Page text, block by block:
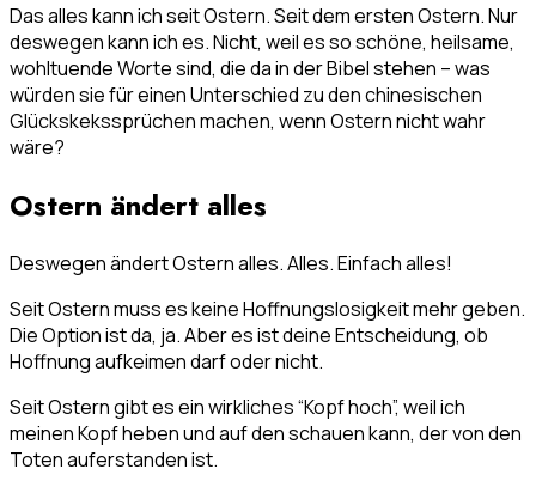
Das alles kann ich seit Ostern. Seit dem ersten Ostern. Nur
deswegen kann ich es. Nicht, weil es so schöne, heilsame,
wohltuende Worte sind, die da in der Bibel stehen – was
würden sie für einen Unterschied zu den chinesischen
Glückskekssprüchen machen, wenn Ostern nicht wahr
wäre?
Ostern ändert alles
Deswegen ändert Ostern alles. Alles. Einfach alles!
Seit Ostern muss es keine Hoffnungslosigkeit mehr geben.
Die Option ist da, ja. Aber es ist deine Entscheidung, ob
Hoffnung aufkeimen darf oder nicht.
Seit Ostern gibt es ein wirkliches “Kopf hoch”, weil ich
meinen Kopf heben und auf den schauen kann, der von den
Toten auferstanden ist.